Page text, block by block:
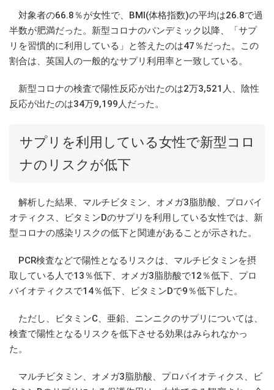
対象者の66.8％が女性で、BMI(体格指数)の平均は26.8で過
半数が肥満だった。新型コロナのパンデミック以降、「サプ
リを習慣的に利用している」と答えたのは47％だった。この
割合は、英国人の一般的なサプリ利用率と一致している。
新型コロナの検査で陽性反応が出たのは2万3,521人、陰性
反応が出たのは34万9,199人だった。
サプリを利用している女性で新型コロ
ナのリスクが低下
解析した結果、マルチビタミン、オメガ3脂肪酸、プロバイ
オティクス、ビタミンDのサプリを利用している女性では、新
型コロナの感染リスクの低下と関連があることが示された。
PCR検査などで陽性となるリスクは、マルチビタミンを摂
取している人で13％低下、オメガ3脂肪酸で12％低下、プロ
バイオティクスで14％低下、ビタミンDで9％低下した。
ただし、ビタミンC、亜鉛、ニンニクのサプリについては、
検査で陽性となるリスクを低下させる効果はみられなかっ
た。
マルチビタミン、オメガ3脂肪酸、プロバイオティクス、ビ